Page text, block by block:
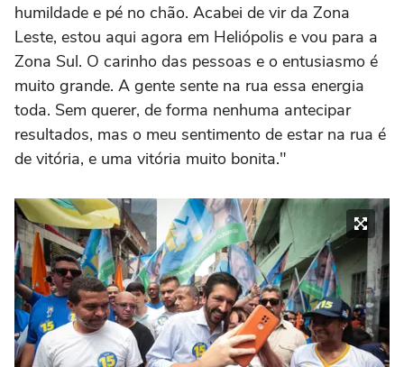
humildade e pé no chão. Acabei de vir da Zona
Leste, estou aqui agora em Heliópolis e vou para a
Zona Sul. O carinho das pessoas e o entusiasmo é
muito grande. A gente sente na rua essa energia
toda. Sem querer, de forma nenhuma antecipar
resultados, mas o meu sentimento de estar na rua é
de vitória, e uma vitória muito bonita."